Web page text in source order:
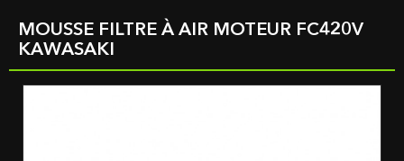
MOUSSE FILTRE À AIR MOTEUR FC420V
KAWASAKI